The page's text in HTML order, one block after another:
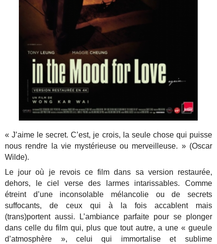
« J’aime le secret. C’est, je crois, la seule chose qui puisse
nous rendre la vie mystérieuse ou merveilleuse. » (Oscar
Wilde).
Le jour où je revois ce film dans sa version restaurée,
dehors, le ciel verse des larmes intarissables. Comme
étreint d’une inconsolable mélancolie ou de secrets
suffocants, de ceux qui à la fois accablent mais
(trans)portent aussi. L’ambiance parfaite pour se plonger
dans celle du film qui, plus que tout autre, a une « gueule
d’atmosphère », celui qui immortalise et sublime